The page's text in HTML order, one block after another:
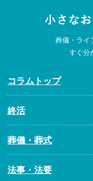
葬儀・ライ
すぐ分
コラムトップ
終活
葬儀・葬式
法事・法要